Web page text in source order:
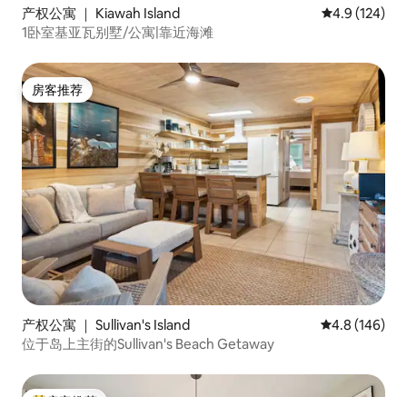
产权公寓 ｜ Kiawah Island 平均评分 4.9
4.9 (124)
1卧室基亚瓦别墅/公寓|靠近海滩
房客推荐
房客推荐
产权公寓 ｜ Sullivan's Island 平均评分 4.8
4.8 (146)
位于岛上主街的Sullivan's Beach Getaway